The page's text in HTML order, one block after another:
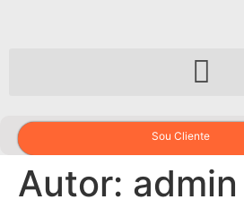
Sou Cliente
Autor: admin